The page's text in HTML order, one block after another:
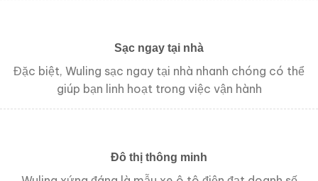
Sạc ngay tại nhà
Đặc biệt, Wuling sạc ngay tại nhà nhanh chóng có thể
giúp bạn linh hoạt trong việc vận hành
Đô thị thông minh